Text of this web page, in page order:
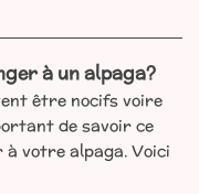
à un alpaga?
être nocifs voire
de savoir ce
à votre alpaga. Voici